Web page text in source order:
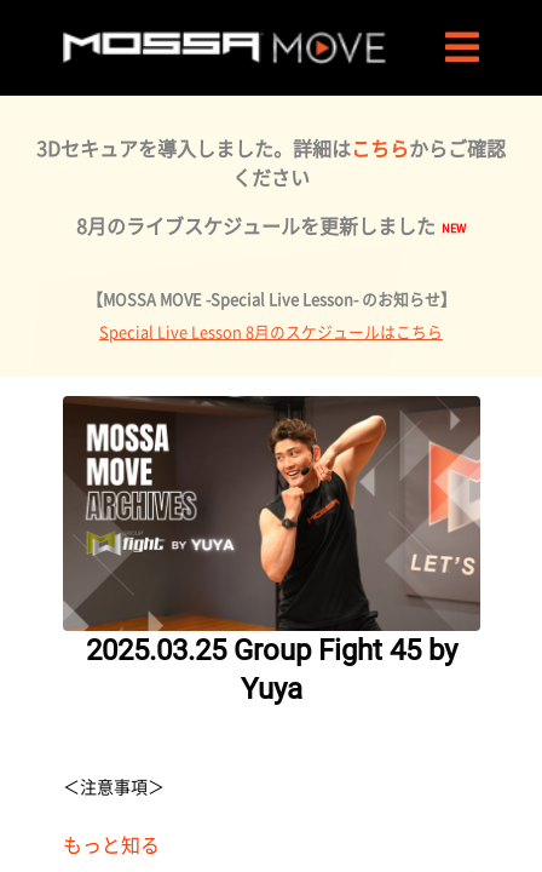
3Dセキュアを導入しました。詳細はこちらからご確認
ください
8月のライブスケジュールを更新しました
【MOSSA MOVE -Special Live Lesson- のお知らせ】
Special Live Lesson 8月のスケジュールはこちら
2025.03.25 Group Fight 45 by
Yuya
＜注意事項＞
・必ず下記の「視聴推奨環境」をご確認ください。
もっと知る